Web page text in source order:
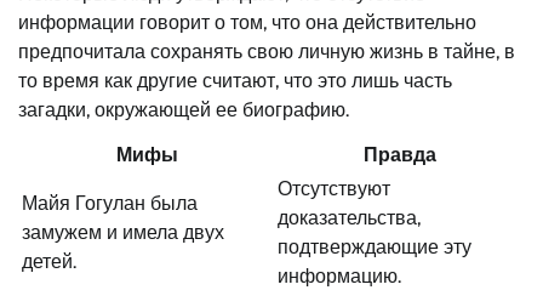
информации говорит о том, что она действительно
предпочитала сохранять свою личную жизнь в тайне, в
то время как другие считают, что это лишь часть
загадки, окружающей ее биографию.
Мифы
Правда
Майя Гогулан была
замужем и имела двух
детей.
Отсутствуют
доказательства,
подтверждающие эту
информацию.